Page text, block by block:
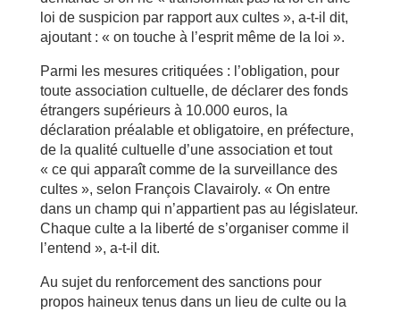
loi de suspicion par rapport aux cultes », a-t-il dit,
ajoutant : « on touche à l’esprit même de la loi ».
Parmi les mesures critiquées : l’obligation, pour
toute association cultuelle, de déclarer des fonds
étrangers supérieurs à 10.000 euros, la
déclaration préalable et obligatoire, en préfecture,
de la qualité cultuelle d’une association et tout
« ce qui apparaît comme de la surveillance des
cultes », selon François Clavairoly. « On entre
dans un champ qui n’appartient pas au législateur.
Chaque culte a la liberté de s’organiser comme il
l’entend », a-t-il dit.
Au sujet du renforcement des sanctions pour
propos haineux tenus dans un lieu de culte ou la